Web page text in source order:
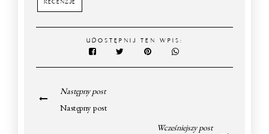
RECENZJE
UDOSTĘPNIJ TEN WPIS:
Następny post
Następny post
Wcześniejszy post